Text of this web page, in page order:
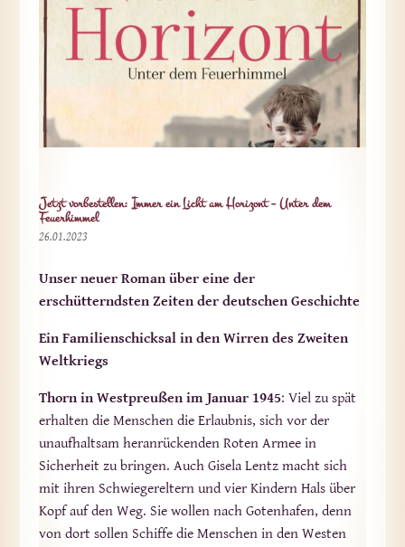
Jetzt vorbestellen: Immer ein Licht am Horizont – Unter dem
Feuerhimmel
26.01.2023
Unser neuer Roman über eine der
erschütterndsten Zeiten der deutschen Geschichte
Ein Familienschicksal in den Wirren des Zweiten
Weltkriegs
Thorn in Westpreußen im Januar 1945: Viel zu spät
erhalten die Menschen die Erlaubnis, sich vor der
unaufhaltsam heranrückenden Roten Armee in
Sicherheit zu bringen. Auch Gisela Lentz macht sich
mit ihren Schwiegereltern und vier Kindern Hals über
Kopf auf den Weg. Sie wollen nach Gotenhafen, denn
von dort sollen Schiffe die Menschen in den Westen